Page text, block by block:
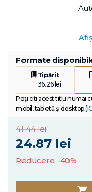
Formate
Tipărit
36.26 lei
Poți citi acest titlu numai
mobil, tabletă și desktop (
41.44 lei
24.87 lei
Reducere: -40%